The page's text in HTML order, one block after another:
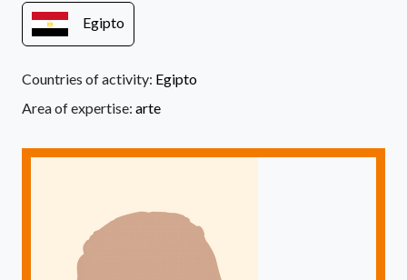
Egipto
Countries of activity: Egipto
Area of expertise: arte